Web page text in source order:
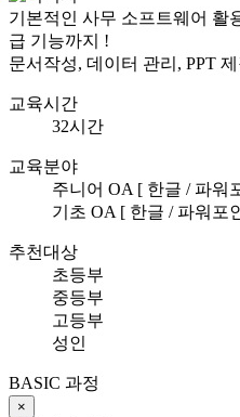
기본적인 사무 소프트웨어 활
급 기능까지 !
문서작성, 데이터 관리, PPT
교육시간
32시간
교육분야
주니어 OA [ 한글 / 파워
기초 OA [ 한글 / 파워포
추천대상
초등부
중등부
고등부
성인
BASIC 과정
×